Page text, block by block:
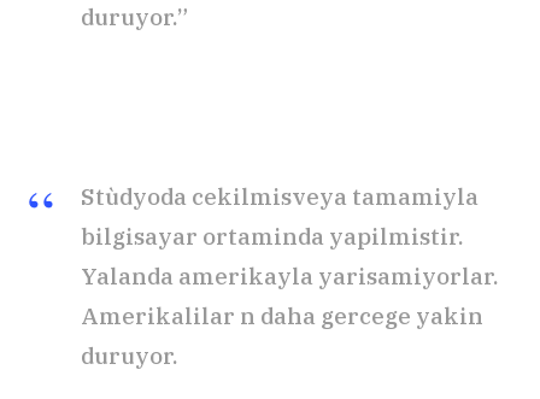
duruyor.”
Stùdyoda cekilmisveya tamamiyla
bilgisayar ortaminda yapilmistir.
Yalanda amerikayla yarisamiyorlar.
Amerikalilar n daha gercege yakin
duruyor.